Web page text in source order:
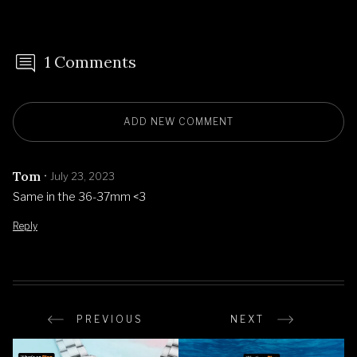
1 Comments
ADD NEW COMMENT
Tom July 23, 2023
Same in the 36-37mm <3
Reply
PREVIOUS NEXT